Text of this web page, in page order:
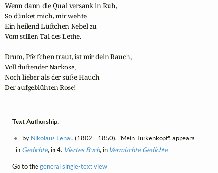
Wenn dann die Qual versank in Ruh,
So dünket mich, mir wehte
Ein heilend Lüftchen Nebel zu
Vom stillen Tal des Lethe.
Drum, Pfeifchen traut, ist mir dein Rauch,
Voll duftender Narkose,
Noch lieber als der süße Hauch
Der aufgeblühten Rose!
Text Authorship:
by Nikolaus Lenau(1802 - 1850), "Mein Türkenkopf", appears
in Gedichte, in 4. Viertes Buch, in Vermischte Gedichte
Go to thegeneral single-text view